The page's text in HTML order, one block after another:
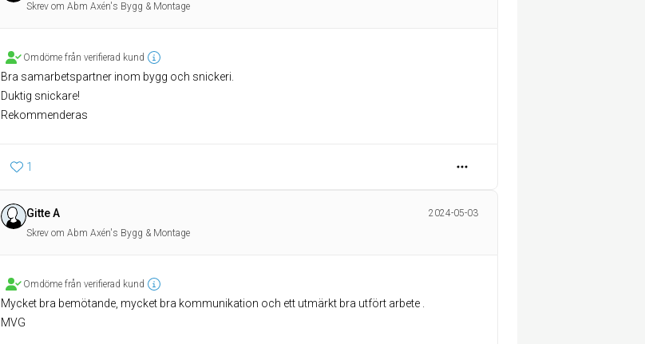
Skrev om Abm Axén's Bygg & Montage
Omdöme från verifierad kund
Bra samarbetspartner inom bygg och snickeri.
Duktig snickare!
Rekommenderas
1
Gitte A
2024-05-03
Skrev om Abm Axén's Bygg & Montage
Omdöme från verifierad kund
Mycket bra bemötande, mycket bra kommunikation och ett utmärkt bra utfört arbete .
MVG